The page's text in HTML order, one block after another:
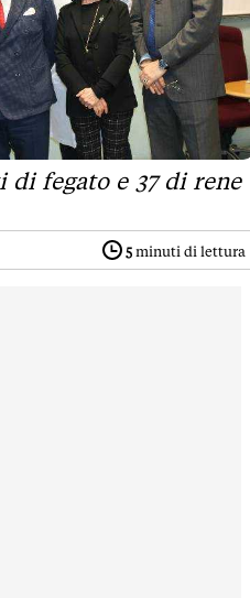
di fegato e 37 di rene
5 minuti di lettura